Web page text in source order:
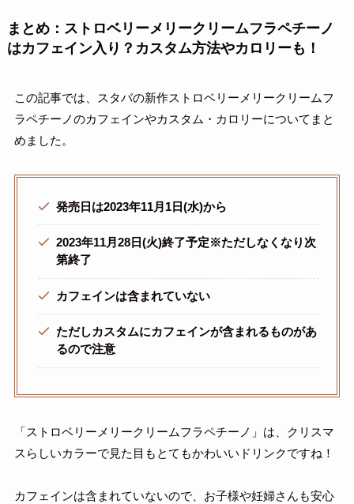
まとめ：ストロベリーメリークリームフラペチーノ
はカフェイン入り？カスタム方法やカロリーも！
この記事では、スタバの新作ストロベリーメリークリームフ
ラペチーノのカフェインやカスタム・カロリーについてまと
めました。
発売日は2023年11月1日(水)から
2023年11月28日(火)終了予定※ただしなくなり次
第終了
カフェインは含まれていない
ただしカスタムにカフェインが含まれるものがあ
るので注意
「ストロベリーメリークリームフラペチーノ」は、クリスマ
スらしいカラーで見た目もとてもかわいいドリンクですね！
カフェインは含まれていないので、お子様や妊婦さんも安心